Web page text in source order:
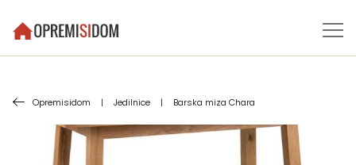
Opremisidom | Jedilnice | Barska miza Chara